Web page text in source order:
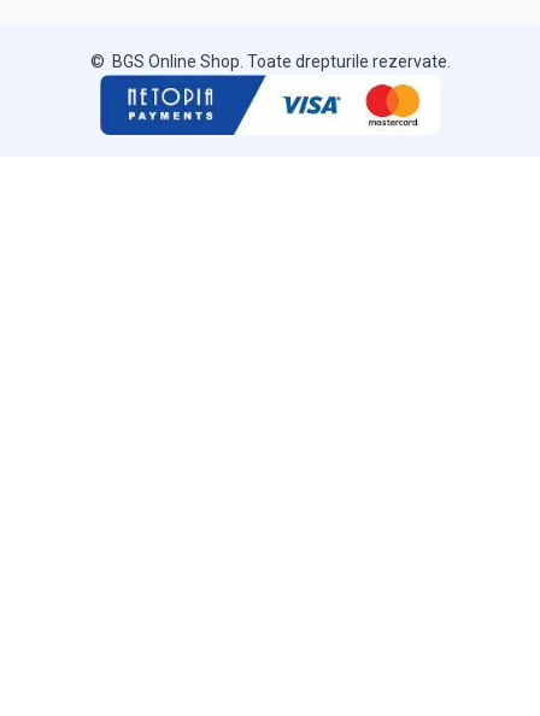
© BGS Online Shop. Toate drepturile rezervate.